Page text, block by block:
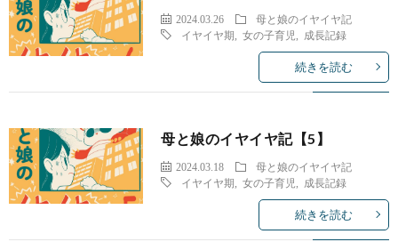
2024.03.26
母と娘のイヤイヤ記
イヤイヤ期
,女の子育児 成長記録
続きを読む
母と娘のイヤイヤ記【5】
2024.03.18
母と娘のイヤイヤ記
イヤイヤ期
,女の子育児 成長記録
続きを読む